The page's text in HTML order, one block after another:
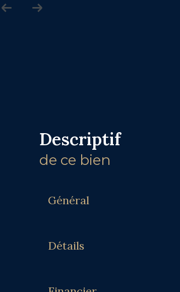
descriptif
de ce bien
Général
Détails